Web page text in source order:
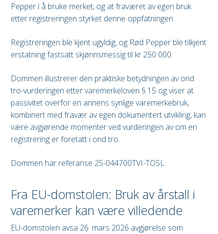
Pepper i å bruke merket, og at fraværet av egen bruk
etter registreringen styrket denne oppfatningen.
Registreringen ble kjent ugyldig, og Rød Pepper ble tilkjent
erstatning fastsatt skjønnsmessig til kr 250 000.
Dommen illustrerer den praktiske betydningen av ond
tro-vurderingen etter varemerkeloven § 15 og viser at
passivitet overfor en annens synlige varemerkebruk,
kombinert med fravær av egen dokumentert utvikling, kan
være avgjørende momenter ved vurderingen av om en
registrering er foretatt i ond tro.
Dommen har referanse 25-044700TVI-TOSL.
Fra EU-domstolen: Bruk av årstall i
varemerker kan være villedende
EU-domstolen avsa 26. mars 2026 avgjørelse som